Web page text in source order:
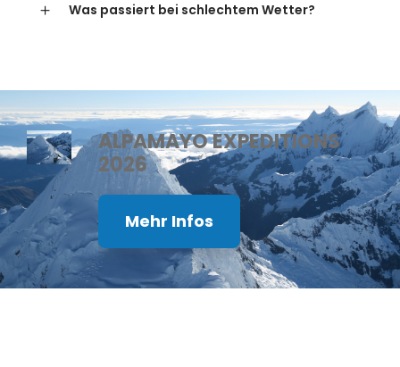
Was passiert bei schlechtem Wetter?
ALPAMAYO EXPEDITIONS
2026
Mehr Infos